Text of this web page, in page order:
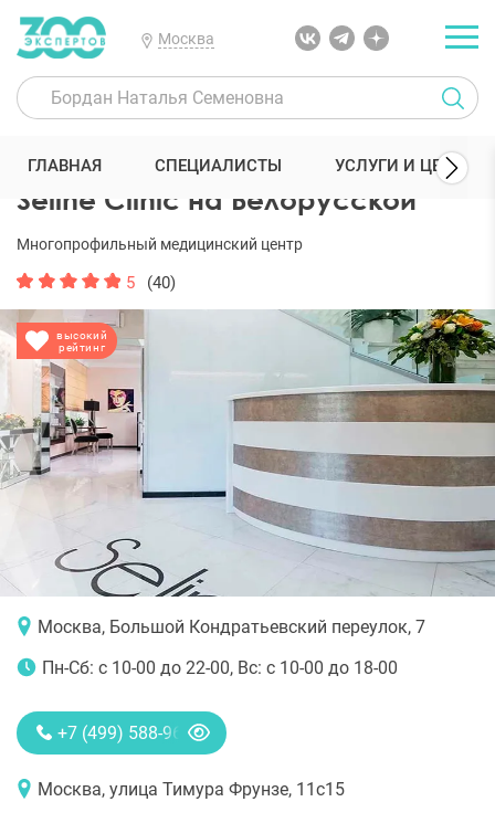
Москва
300 Экспертов Клиники Seline Clinic на Белорусской
Seline Clinic на Белорусской
высокий
рейтинг
Многопрофильный медицинский центр
5 (40)
Москва, Большой Кондратьевский переулок, 7
Пн-Сб: с 10-00 до 22-00, Вс: с 10-00 до 18-00
+7 (499) 588-96-99
Москва, улица Тимура Фрунзе, 11с15
ГЛАВНАЯ СПЕЦИАЛИСТЫ УСЛУГИ И ЦЕНЫ